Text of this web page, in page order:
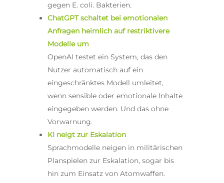
gegen E. coli. Bakterien.
ChatGPT schaltet bei emotionalen
Anfragen heimlich auf restriktivere
Modelle um
OpenAI testet ein System, das den
Nutzer automatisch auf ein
eingeschränktes Modell umleitet,
wenn sensible oder emotionale Inhalte
eingegeben werden. Und das ohne
Vorwarnung.
KI neigt zur Eskalation
Sprachmodelle neigen in militärischen
Planspielen zur Eskalation, sogar bis
hin zum Einsatz von Atomwaffen.